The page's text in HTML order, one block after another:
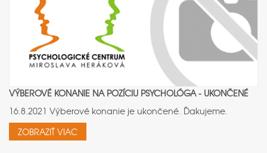
VÝBEROVÉ KONANIE NA POZÍCIU PSYCHOLÓGA - UKONČENÉ
16.8.2021 Výberové konanie je ukončené. Ďakujeme.
ZOBRAZIŤ VIAC